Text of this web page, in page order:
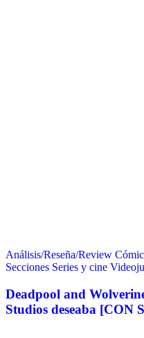
Análisis/Reseña/Review
Secciones Series y cine
Deadpool and
Studios deseaba [CON